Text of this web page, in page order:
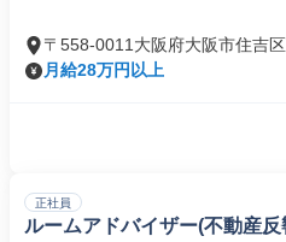
〒558-0011大阪府大阪市住吉
月給28万円以上
正社員
ルームアドバイザー(不動産